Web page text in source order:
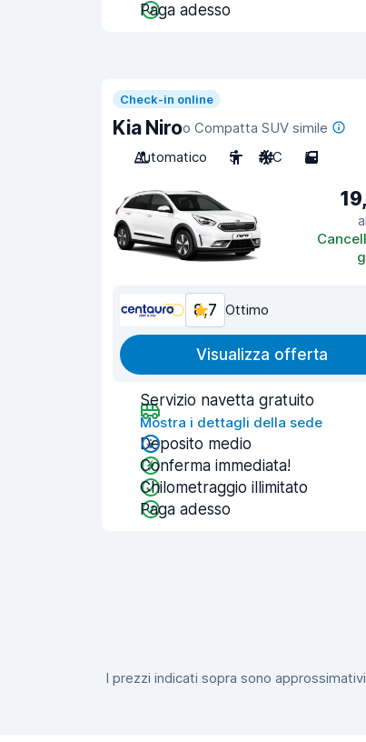
Paga adesso
Check-in online
Kia Niroo Compatta SUV simile
Automatico
5 A/C 5
8,7 Ottimo
Visualizza offerta
Servizio navetta gratuito
Mostra i dettagli della sede
Deposito medio
Conferma immediata!
Chilometraggio illimitato
Paga adesso
I prezzi indicati sopra sono